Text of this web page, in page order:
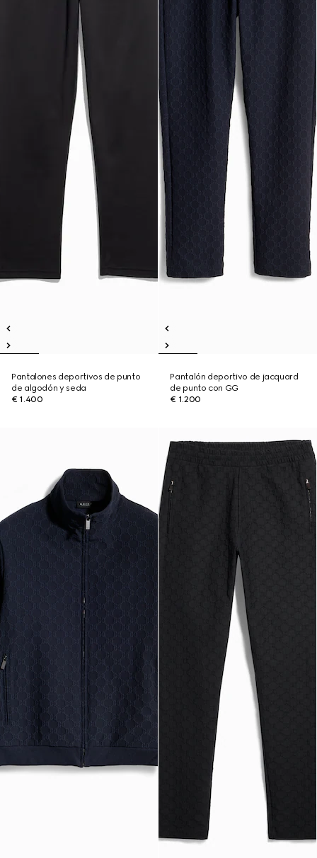
Pantalones deportivos de punto
de algodón y seda
€ 1.400
Pantalón deportivo de jacquard
de punto con GG
€ 1.200